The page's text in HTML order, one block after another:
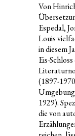
Von
Espedal,
Louis
in diesem
Eis-
(1897-
1929).
die von